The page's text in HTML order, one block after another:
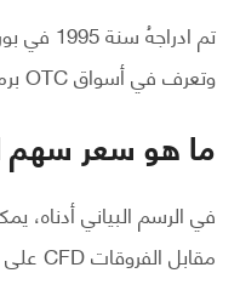
وتعرف في أسواق OTC برمز تداول (ADDYY).
ما هو سعر سهم
في الرسم البياني أدناه،
مقابل الفروقات CFD على سهم Adidas.